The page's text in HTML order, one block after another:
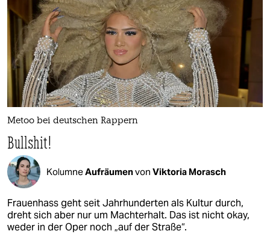
Metoo bei deutschen Rappern
Bullshit!
KolumneAufräumenvon Viktoria Morasch
Frauenhass geht seit Jahrhunderten als Kultur durch,
dreht sich aber nur um Machterhalt. Das ist nicht okay,
weder in der Oper noch „auf der Straße“.